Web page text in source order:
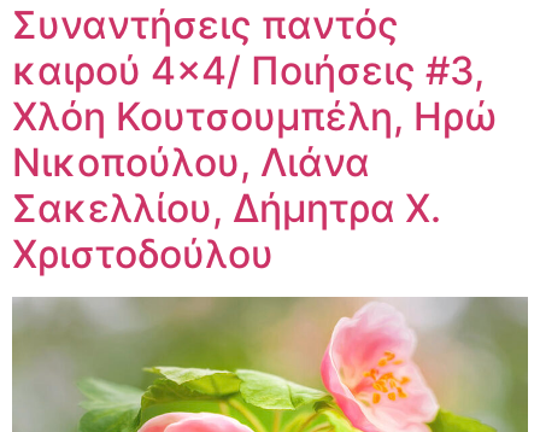
Συναντήσεις παντός
καιρού 4×4/ Ποιήσεις #3,
Χλόη Κουτσουμπέλη, Ηρώ
Νικοπούλου, Λιάνα
Σακελλίου, Δήμητρα Χ.
Χριστοδούλου